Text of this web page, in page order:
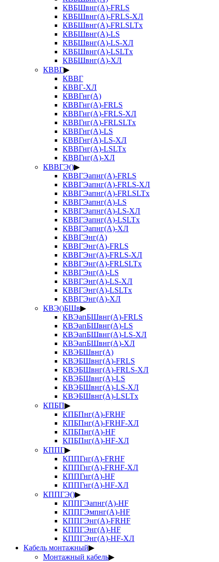
КВБШвнг(А)-FRLS
КВБШвнг(А)-FRLS-ХЛ
КВБШвнг(А)-FRLSLTx
КВБШвнг(А)-LS
КВБШвнг(А)-LS-ХЛ
КВБШвнг(А)-LSLTx
КВБШвнг(А)-ХЛ
КВВГ▶
КВВГ
КВВГ-ХЛ
КВВГнг(А)
КВВГнг(А)-FRLS
КВВГнг(А)-FRLS-ХЛ
КВВГнг(А)-FRLSLTx
КВВГнг(А)-LS
КВВГнг(А)-LS-ХЛ
КВВГнг(А)-LSLTx
КВВГнг(А)-ХЛ
КВВГЭ()▶
КВВГЭапнг(А)-FRLS
КВВГЭапнг(А)-FRLS-ХЛ
КВВГЭапнг(А)-FRLSLTx
КВВГЭапнг(А)-LS
КВВГЭапнг(А)-LS-ХЛ
КВВГЭапнг(А)-LSLTx
КВВГЭапнг(А)-ХЛ
КВВГЭнг(А)
КВВГЭнг(А)-FRLS
КВВГЭнг(А)-FRLS-ХЛ
КВВГЭнг(А)-FRLSLTx
КВВГЭнг(А)-LS
КВВГЭнг(А)-LS-ХЛ
КВВГЭнг(А)-LSLTx
КВВГЭнг(А)-ХЛ
КВЭ()БШв▶
КВЭапБШвнг(А)-FRLS
КВЭапБШвнг(А)-LS
КВЭапБШвнг(А)-LS-ХЛ
КВЭапБШвнг(А)-ХЛ
КВЭБШвнг(А)
КВЭБШвнг(А)-FRLS
КВЭБШвнг(А)-FRLS-ХЛ
КВЭБШвнг(А)-LS
КВЭБШвнг(А)-LS-ХЛ
КВЭБШвнг(А)-LSLTx
КПБП▶
КПБПнг(А)-FRHF
КПБПнг(А)-FRHF-ХЛ
КПБПнг(А)-HF
КПБПнг(А)-HF-ХЛ
КППГ▶
КППГнг(А)-FRHF
КППГнг(А)-FRHF-ХЛ
КППГнг(А)-HF
КППГнг(А)-HF-ХЛ
КППГЭ()▶
КППГЭапнг(А)-HF
КППГЭмпнг(А)-HF
КППГЭнг(А)-FRHF
КППГЭнг(А)-HF
КППГЭнг(А)-HF-ХЛ
Кабель монтажный▶
Монтажный кабель▶